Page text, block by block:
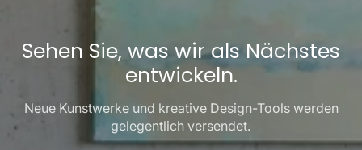
Sehen Sie, was wir als Nächstes
entwickeln.
Neue Kunstwerke und kreative Design-Tools werden
gelegentlich versendet.